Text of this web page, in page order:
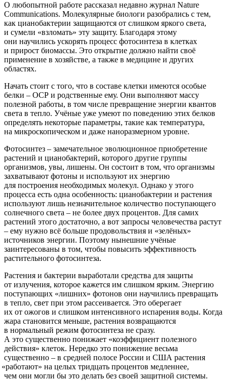
О любопытной работе рассказал недавно журнал Nature
Communications. Молекулярные биологи разобрались с тем,
как цианобактерии защищаются от слишком яркого света,
и сумели «взломать» эту защиту. Благодаря этому
они научились ускорять процесс фотосинтеза в клетках
и прирост биомассы. Это открытие должно найти своё
применение в хозяйстве, а также в медицине и других
областях.
Начать стоит с того, что в составе клетки имеются особые
белки – ОСР и родственные ему. Они выполняют массу
полезной работы, в том числе превращение энергии квантов
света в тепло. Учёные уже умеют по поведению этих белков
определять некоторые параметры, такие как температура,
на микроскопическом и даже наноразмерном уровне.
Фотосинтез – замечательное эволюционное приобретение
растений и цианобактерий, которого другие группы
организмов, увы, лишены. Он состоит в том, что организмы
захватывают фотоны и используют их энергию
для построения необходимых молекул. Однако у этого
процесса есть одна особенность: цианобактерии и растения
используют лишь незначительное количество поступающего
солнечного света – не более двух процентов. Для самих
растений этого достаточно, а вот запросы человечества растут
– ему нужно всё больше продовольствия и «зелёных»
источников энергии. Поэтому нынешние учёные
заинтересованы в том, чтобы повысить эффективность
растительного фотосинтеза.
Растения и бактерии выработали средства для защиты
от излучения, которое кажется им слишком ярким. Энергию
поступающих «лишних» фотонов они научились превращать
в тепло, свет при этом рассеивается. Это оберегает
их от ожогов и слишком интенсивного испарения воды. Когда
жара становится меньше, растения возвращаются
в нормальный режим фотосинтеза не сразу.
А это существенно понижает «коэффициент полезного
действия» клеток. Нередко это понижение весьма
существенно – в средней полосе России и США растения
«работают» на целых тридцать процентов медленнее,
чем они могли бы это делать без своей защитной системы.